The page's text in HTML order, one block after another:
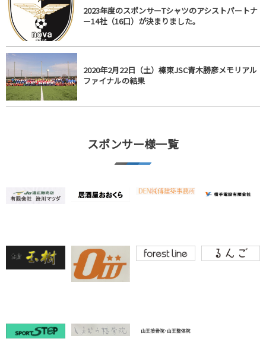
2023年度のスポンサーTシャツのアシストパートナ
ー14社（16口）が決まりました。
2020年2月22日（土）榛東JSC青木勝彦メモリアル
ファイナルの結果
スポンサー様一覧